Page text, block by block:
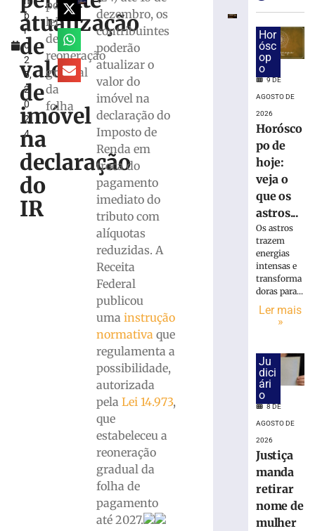
b
r
o
2
5,
2
0
2
4
atualização
de
valor
de
imóvel
na
declaração
do
IR
por
lei
de
reoneração
gradual
da
folha
dezembro, os
contribuintes
poderão
atualizar o
valor do
imóvel na
declaração do
Imposto de
Renda em
troca do
pagamento
imediato do
tributo com
alíquotas
reduzidas. A
Receita
Federal
publicou
uma instrução
normativaque
regulamenta a
possibilidade,
autorizada
pela Lei 14.973,
que
estabeleceu a
reoneração
gradual da
folha de
pagamento
até 2027.
superam
depósitos
bilhões
julho
agosto
inclui
honorários
Simples
agosto
Hor
ósc
op
o
9 DE
AGOSTO DE
2026
Horósco
po de
hoje:
veja o
que os
astros...
Os astros
trazem
energias
intensas e
transforma
doras para...
Ler mais
»
Ju
dici
ári
o
8 DE
AGOSTO DE
2026
Justiça
manda
retirar
nome de
mulher